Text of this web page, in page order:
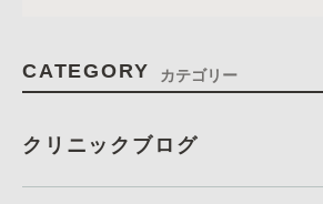
CATEGORY カテゴリー
クリニックブログ